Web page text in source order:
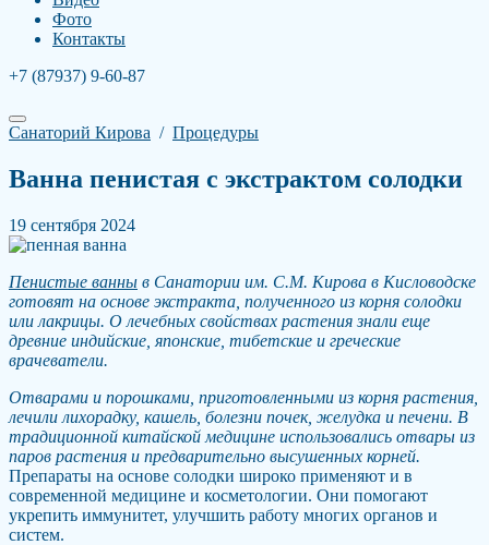
Фото
Контакты
+7 (87937) 9-60-87
Санаторий Кирова / Процедуры
Ванна пенистая с экстрактом солодки
19 сентября 2024
Пенистые ванны в Санатории им. С.М. Кирова в Кисловодске
готовят на основе экстракта, полученного из корня солодки
или лакрицы. О лечебных свойствах растения знали еще
древние индийские, японские, тибетские и греческие
врачеватели.
Отварами и порошками, приготовленными из корня растения,
лечили лихорадку, кашель, болезни почек, желудка и печени. В
традиционной китайской медицине использовались отвары из
паров растения и предварительно высушенных корней.
Препараты на основе солодки широко применяют и в
современной медицине и косметологии. Они помогают
укрепить иммунитет, улучшить работу многих органов и
систем.